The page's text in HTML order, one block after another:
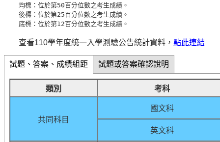
均標：位於第50百分位數之考生成績。
後標：位於第25百分位數之考生成績。
查看110學年度統一入學測驗公告統計資料， 點此連結
試題、答案、成績組距 試題或答案確認說明
類別 考科
共同科目
國文科
英文科